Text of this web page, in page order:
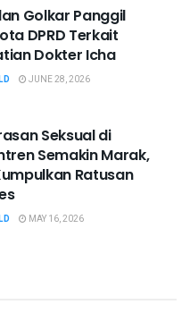
Golkar Panggil
DPRD Terkait
Dokter Icha
JUNE 28, 2026
Seksual di
Semakin Marak,
Ratusan
MAY 16, 2026